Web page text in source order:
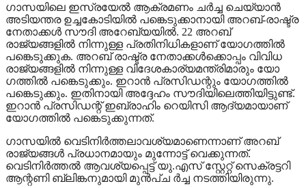
ഗാസയിലെ ഇസ്രയേൽ ആക്രമണം ചർച്ച ചെയ്യാൻ
അടിയന്തര ഉച്ചകോടിയിൽ പങ്കെടുക്കാനായി അറബ്-രാഷ്ട്ര
നേതാക്കൾ സൗദി അറേബ്യയിൽ. 22 അറബ്
രാജ്യങ്ങളിൽ നിന്നുള്ള പ്രതിനിധികളാണ് യോഗത്തിൽ
പങ്കെടുക്കുക. അറബ് രാഷ്ട്ര നേതാക്കൾക്കൊപ്പം വിവിധ
രാജ്യങ്ങളിൽ നിന്നുള്ള വിദേശകാര്യമന്ത്രിമാരും യോ​
ഗത്തിൽ പങ്കെ‌ടുക്കും. ഇറാൻ പ്രസിഡന്റും യോഗത്തിൽ
പങ്കെടുക്കും. ഇതിനായി അദ്ദേഹം സൗദിയിലെത്തിയിട്ടുണ്ട്.
ഇറാൻ പ്രസിഡന്റ് ഇബ്രാഹിം റെയിസി ആദ്യമായാണ്
യോഗത്തിൽ പങ്കെടുക്കുന്നത്.
ഗാസയിൽ വെടിനിർത്തലാവശ്യമാണെന്നാണ് അറബ്
രാജ്യങ്ങൾ പ്രധാനമായും മുന്നോട്ട് വെക്കുന്നത്.
വെടിനിർത്തൽ ആവശ്യപ്പെട്ട് യു.എസ് സ്റ്റേറ്റ് സെക്രട്ടറി
ആന്റണി ബ്ലിങ്കനുമായി മുൻപ്ച ർച്ച നടത്തിയിരുന്നു.